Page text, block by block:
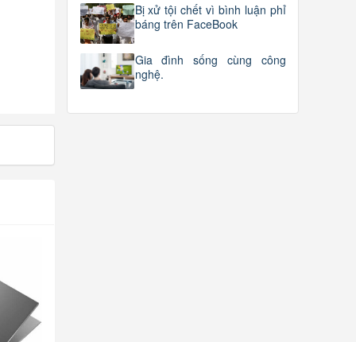
Bị xử tội chết vì bình luận phỉ
báng trên FaceBook
Gia đình sống cùng công
nghệ.